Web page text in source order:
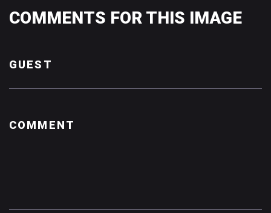
COMMENTS FOR THIS IMAGE